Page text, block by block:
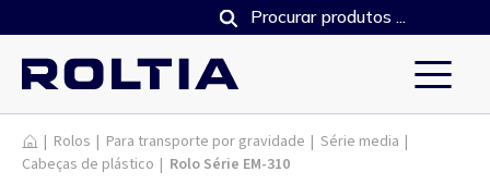
Produtos
| Rolos | Para transporte por gravidade | Série media |
Cabeças de plástico | Rolo Série EM-310